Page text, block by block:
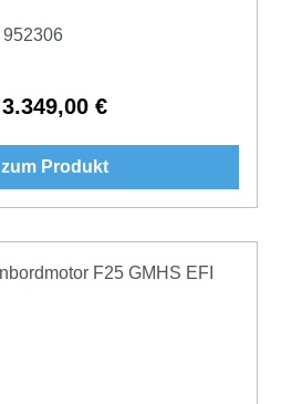
952306
Regulärer Preis:
3.349,00 €
zum Produkt